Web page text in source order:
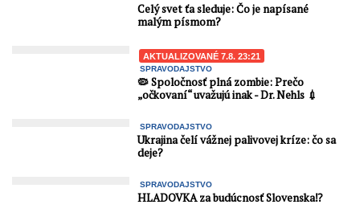
Celý svet ťa sleduje: Čo je napísané
malým písmom?
AKTUALIZOVANÉ 7.8. 23:21
SPRAVODAJSTVO
🦠 Spoločnosť plná zombie: Prečo
„očkovaní“ uvažujú inak - Dr. Nehls 💉
SPRAVODAJSTVO
Ukrajina čelí vážnej palivovej kríze: čo sa
deje?
SPRAVODAJSTVO
HLADOVKA za budúcnosť Slovenska⁉️